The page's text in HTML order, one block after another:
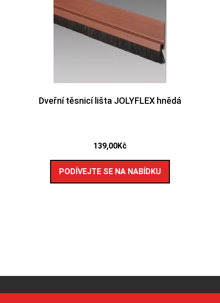
Dveřní těsnicí lišta JOLYFLEX hnědá
139,00Kč
PODÍVEJTE SE NA NABÍDKU